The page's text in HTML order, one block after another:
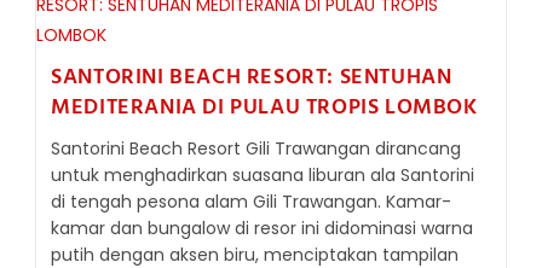
SANTORINI BEACH RESORT: SENTUHAN
MEDITERANIA DI PULAU TROPIS LOMBOK
Santorini Beach Resort Gili Trawangan dirancang
untuk menghadirkan suasana liburan ala Santorini
di tengah pesona alam Gili Trawangan. Kamar-
kamar dan bungalow di resor ini didominasi warna
putih dengan aksen biru, menciptakan tampilan